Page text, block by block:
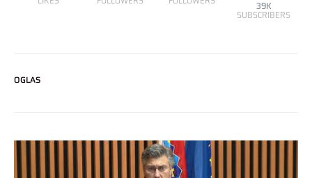
39K
SUBSCRIBERS
OGLAS